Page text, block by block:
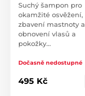
Suchý šampon pro
okamžité osvěžení,
zbavení mastnoty a
obnovení vlasů a
pokožky…
Dočasně nedostupné
495 Kč